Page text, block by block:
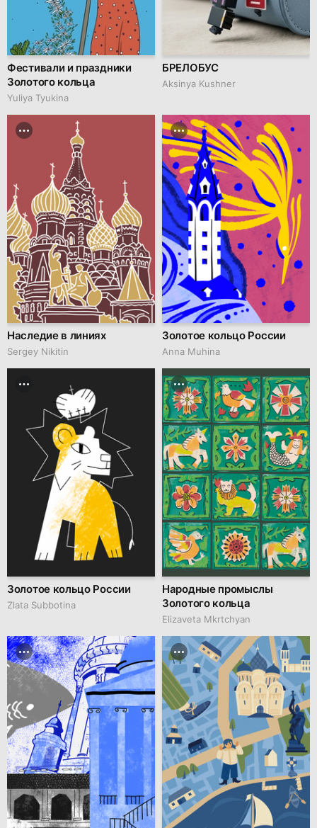
Фестивали и праздники
Золотого кольца
Yuliya Tyukina
БРЕЛОБУС
Aksinya Kushner
Наследие в линиях
Sergey Nikitin
Золотое кольцо России
Anna Muhina
Золотое кольцо России
Zlata Subbotina
Народные промыслы
Золотого кольца
Elizaveta Mkrtchyan